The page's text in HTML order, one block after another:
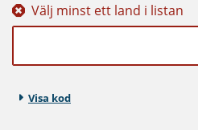
Välj minst ett land i listan
Visa kod